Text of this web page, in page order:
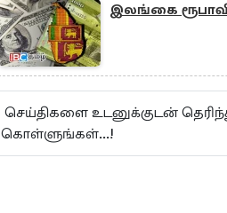
இலங்கை
செய்திகளை உடனுக்குடன்
கொள்ளுங்கள்...!